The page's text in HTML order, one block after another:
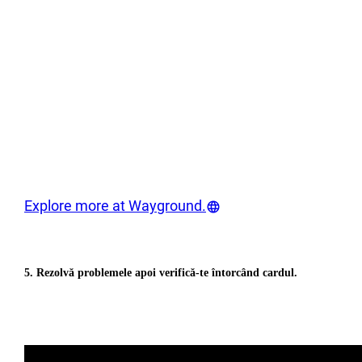
Explore more at Wayground.
5. Rezolvă problemele apoi verifică-te întorcând cardul.